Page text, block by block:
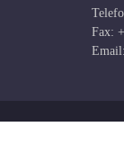
Fax:
Email: